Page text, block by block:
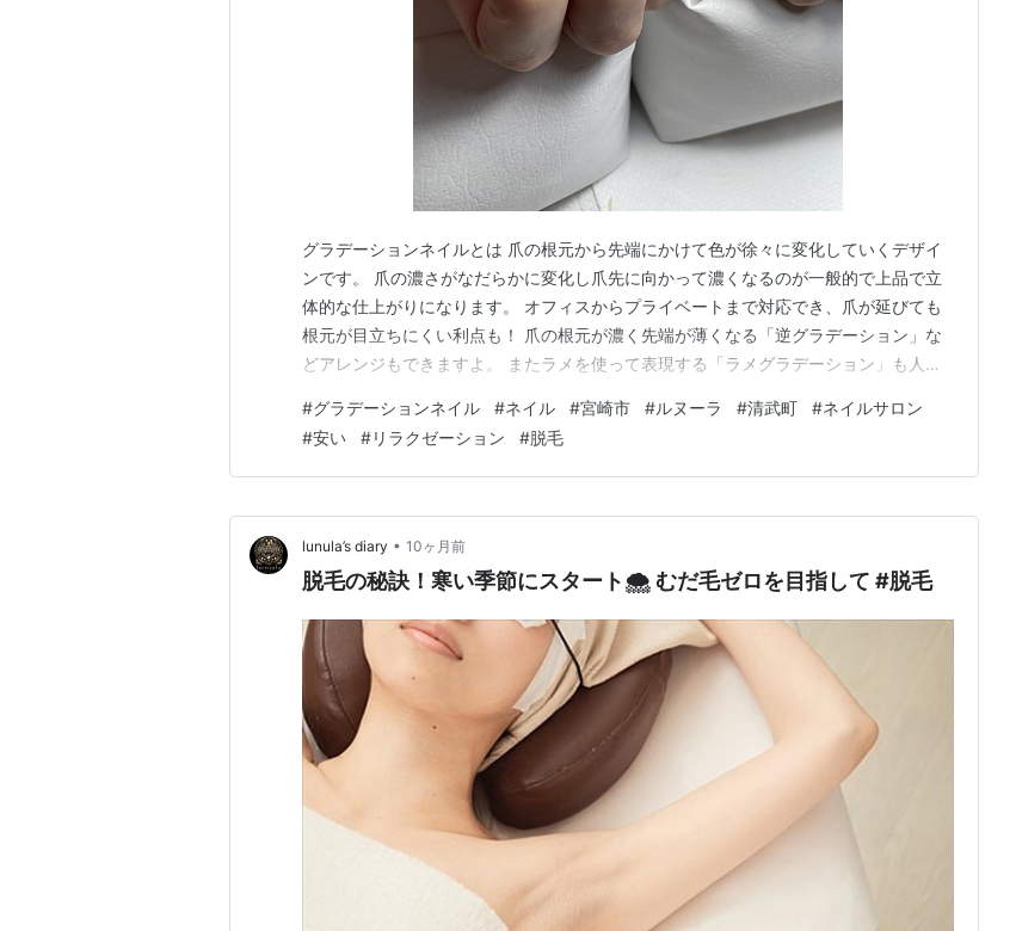
グラデーションネイルとは 爪の根元から先端にかけて色が徐々に変化していくデザイ
ンです。 爪の濃さがなだらかに変化し爪先に向かって濃くなるのが一般的で上品で立
体的な仕上がりになります。 オフィスからプライベートまで対応でき、爪が延びても
根元が目立ちにくい利点も！ 爪の根元が濃く先端が薄くなる「逆グラデーション」な
どアレンジもできますよ。 またラメを使って表現する「ラメグラデーション」も人気
すめですよ！ ルヌーラ 〒889-1604 宮崎市清武町船引2307-9 TEL 0985-89-0202
#グラデーションネイル #ネイル #宮崎市 #ルヌーラ #清武町 #ネイルサロン
#安い #リラクゼーション #脱毛
lunula’s diary • 10ヶ月前
脱毛の秘訣！寒い季節にスタート🌨️ むだ毛ゼロを目指して #脱毛